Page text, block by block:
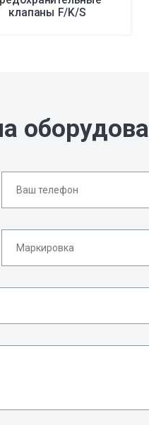
клапаны F/K/S